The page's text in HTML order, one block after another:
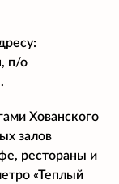
п/о
Хованского
залов
рестораны и
«Теплый